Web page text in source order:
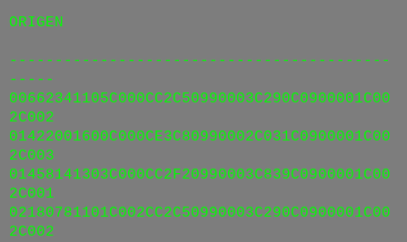
ORIGEN
------------------------------------------
-----
00662341105C000CC2C50990003C290C0900001C00
2C002
01422001600C000CE3C80990002C031C0900001C00
2C003
01458141303C000CC2F20990003C839C0900001C00
2C001
02180781101C002CC2C50990003C290C0900001C00
2C002